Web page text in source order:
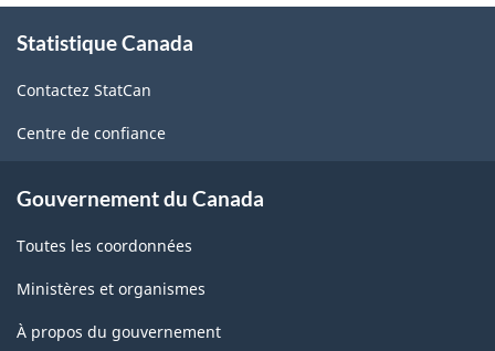
propos
ce
site
Statistique Canada
Contactez StatCan
Centre de confiance
Gouvernement du Canada
Toutes les coordonnées
Ministères et organismes
À propos du gouvernement